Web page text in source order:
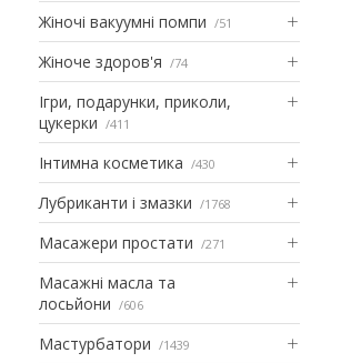
Жіночі вакуумні помпи 51
Жіноче здоров'я 74
Ігри, подарунки, приколи,
цукерки
411
Інтимна косметика 430
Лубриканти і змазки 1768
Масажери простати 271
Масажні масла та
лосьйони
606
Мастурбатори 1439